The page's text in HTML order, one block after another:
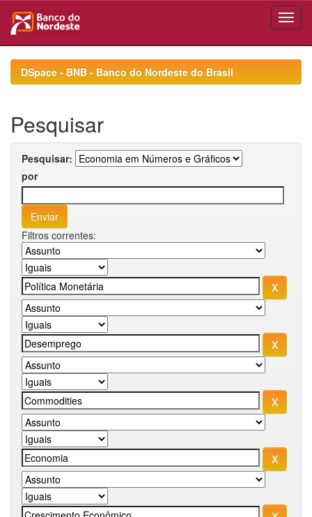
navigationDSpace - BNB - Banco do Nordeste do Brasil
Pesquisar
Pesquisar:
por
Filtros correntes: